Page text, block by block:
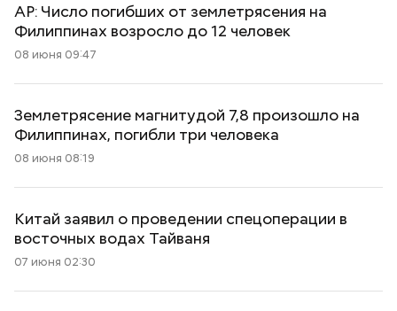
AP: Число погибших от землетрясения на
Филиппинах возросло до 12 человек
08 июня 09:47
Землетрясение магнитудой 7,8 произошло на
Филиппинах, погибли три человека
08 июня 08:19
Китай заявил о проведении спецоперации в
восточных водах Тайваня
07 июня 02:30